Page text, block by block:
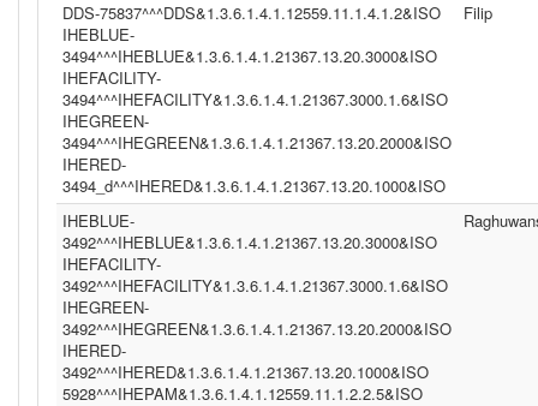
DDS-75837^^^DDS&1.3.6.1.4.1.12559.11.1.4.1.2&ISO
IHEBLUE-
3494^^^IHEBLUE&1.3.6.1.4.1.21367.13.20.3000&ISO
IHEFACILITY-
3494^^^IHEFACILITY&1.3.6.1.4.1.21367.3000.1.6&ISO
IHEGREEN-
3494^^^IHEGREEN&1.3.6.1.4.1.21367.13.20.2000&ISO
IHERED-
3494_d^^^IHERED&1.3.6.1.4.1.21367.13.20.1000&ISO
Filip
IHEBLUE-
3492^^^IHEBLUE&1.3.6.1.4.1.21367.13.20.3000&ISO
IHEFACILITY-
3492^^^IHEFACILITY&1.3.6.1.4.1.21367.3000.1.6&ISO
IHEGREEN-
3492^^^IHEGREEN&1.3.6.1.4.1.21367.13.20.2000&ISO
IHERED-
3492^^^IHERED&1.3.6.1.4.1.21367.13.20.1000&ISO
5928^^^IHEPAM&1.3.6.1.4.1.12559.11.1.2.2.5&ISO